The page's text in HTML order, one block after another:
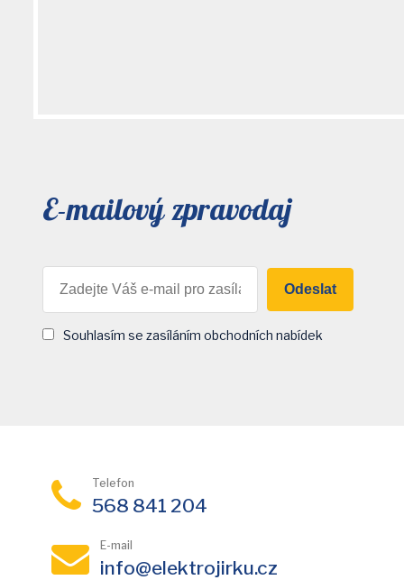
E-mailový zpravodaj
Odeslat
Souhlasím se zasíláním obchodních nabídek
Telefon
568 841 204
E-mail
info@elektrojirku.cz